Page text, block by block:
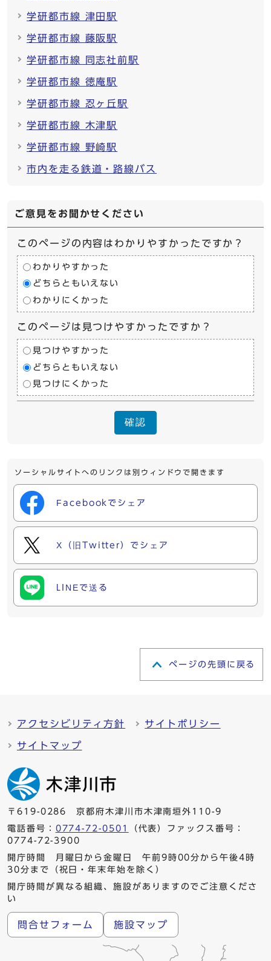
学研都市線 津田駅
学研都市線 藤阪駅
学研都市線 同志社前駅
学研都市線 徳庵駅
学研都市線 忍ヶ丘駅
学研都市線 木津駅
学研都市線 野崎駅
市内を走る鉄道・路線バス
ご意見をお聞かせください
このページの内容はわかりやすかったですか？
わかりやすかった
どちらともいえない
わかりにくかった
このページは見つけやすかったですか？
見つけやすかった
どちらともいえない
見つけにくかった
確認
ソーシャルサイトへのリンクは別ウィンドウで開きます
Facebookでシェア
X（旧Twitter）でシェア
LINEで送る
ページの先頭に戻る
アクセシビリティ方針 サイトポリシー
サイトマップ
〒619-0286 京都府木津川市木津南垣外110-9
電話番号： 0774-72-0501
（代表）ファックス番号：
0774-72-3900
開庁時間 月曜日から金曜日 午前9時00分から午後4時
30分まで（祝日・年末年始を除く）
開庁時間が異なる組織、施設がありますのでご注意くださ
い
問合せフォーム 施設マップ